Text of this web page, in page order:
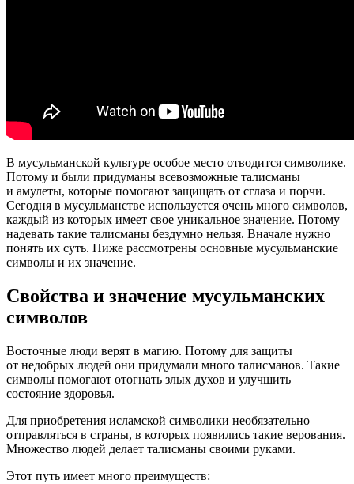
В мусульманской культуре особое место отводится символике.
Потому и были придуманы всевозможные талисманы
и амулеты, которые помогают защищать от сглаза и порчи.
Сегодня в мусульманстве используется очень много символов,
каждый из которых имеет свое уникальное значение. Потому
надевать такие талисманы бездумно нельзя. Вначале нужно
понять их суть. Ниже рассмотрены основные мусульманские
символы и их значение.
Свойства и значение мусульманских
символов
Восточные люди верят в магию. Потому для защиты
от недобрых людей они придумали много талисманов. Такие
символы помогают отогнать злых духов и улучшить
состояние здоровья.
Для приобретения исламской символики необязательно
отправляться в страны, в которых появились такие верования.
Множество людей делает талисманы своими руками.
Этот путь имеет много преимуществ: